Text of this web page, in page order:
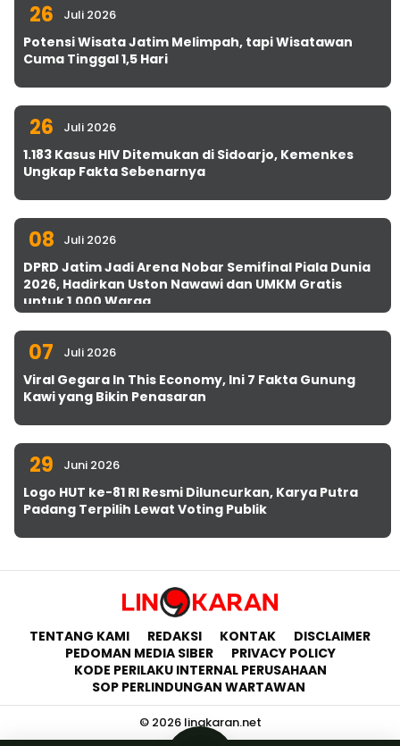
26 Juli 2026
Potensi Wisata Jatim Melimpah, tapi Wisatawan
Cuma Tinggal 1,5 Hari
26 Juli 2026
1.183 Kasus HIV Ditemukan di Sidoarjo, Kemenkes
Ungkap Fakta Sebenarnya
08 Juli 2026
DPRD Jatim Jadi Arena Nobar Semifinal Piala Dunia
2026, Hadirkan Uston Nawawi dan UMKM Gratis
untuk 1.000 Warga
07 Juli 2026
Viral Gegara In This Economy, Ini 7 Fakta Gunung
Kawi yang Bikin Penasaran
29 Juni 2026
Logo HUT ke-81 RI Resmi Diluncurkan, Karya Putra
Padang Terpilih Lewat Voting Publik
TENTANG KAMI REDAKSI KONTAK
DISCLAIMER
PEDOMAN MEDIA SIBER
PRIVACY POLICY
KODE PERILAKU INTERNAL PERUSAHAAN
SOP PERLINDUNGAN WARTAWAN
© 2026 lingkaran.net